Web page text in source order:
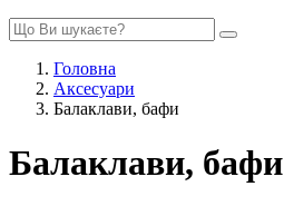
Головна
Аксесуари
Балаклави, бафи
Балаклави, бафи